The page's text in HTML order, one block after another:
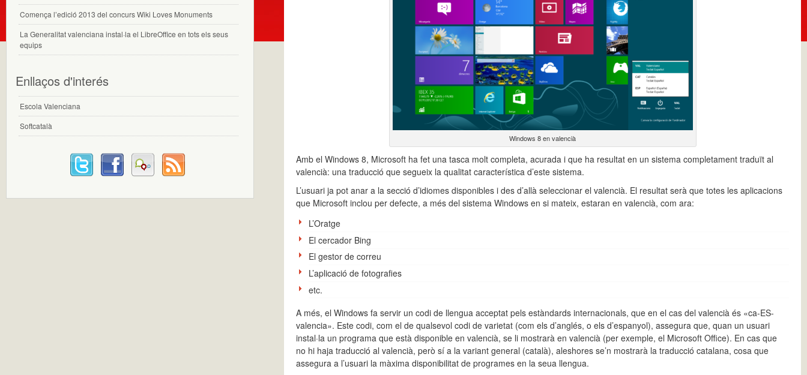
Windows 8 en valencià
Amb el Windows 8, Microsoft ha fet una tasca molt completa, acurada i que ha resultat en un sistema completament traduït al
valencià: una traducció que segueix la qualitat característica d’este sistema.
L’usuari ja pot anar a la secció d’idiomes disponibles i des d’allà seleccionar el valencià. El resultat serà que totes les aplicacions
que Microsoft inclou per defecte, a més del sistema Windows en si mateix, estaran en valencià, com ara:
L’Oratge
El cercador Bing
El gestor de correu
L’aplicació de fotografies
etc.
A més, el Windows fa servir un codi de llengua acceptat pels estàndards internacionals, que en el cas del valencià és «ca-ES-
valencia». Este codi, com el de qualsevol codi de varietat (com els d’anglés, o els d’espanyol), assegura que, quan un usuari
instal·la un programa que està disponible en valencià, se li mostrarà en valencià (per exemple, el Microsoft Office). En cas que
no hi haja traducció al valencià, però sí a la variant general (català), aleshores se’n mostrarà la traducció catalana, cosa que
assegura a l’usuari la màxima disponibilitat de programes en la seua llengua.
Comença l’edició 2013 del concurs Wiki Loves Monuments
La Generalitat valenciana instal·la el LibreOffice en tots els seus
equips
Enllaços d'interés
Escola Valenciana
Softcatalà